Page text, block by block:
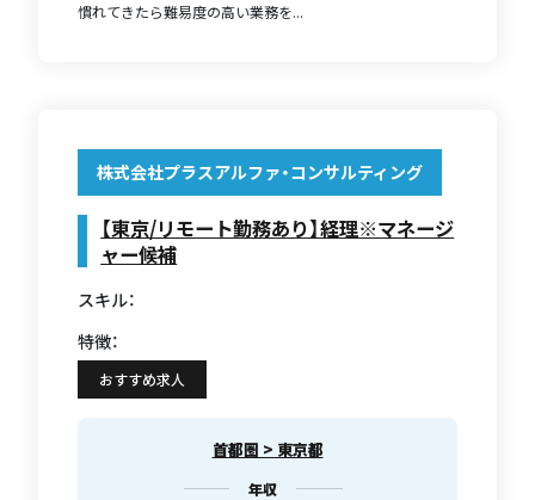
慣れてきたら難易度の高い業務を...
株式会社プラスアルファ・コンサルティング
【東京/リモート勤務あり】経理※マネージ
ャー候補
スキル：
特徴：
おすすめ求人
首都圏 > 東京都
年収